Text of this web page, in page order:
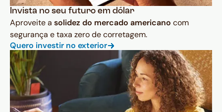
Invista no seu futuro em dólar
Aproveite a solidez do mercado americano com
segurança e taxa zero de corretagem.
Quero investir no exterior